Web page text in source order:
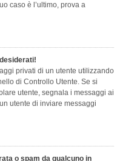
caso è l’ultimo, prova a
privati ​​di un utente utilizzando
di Controllo Utente. Se si
utente, segnala i messaggi ai
utente di inviare messaggi
o spam da qualcuno in